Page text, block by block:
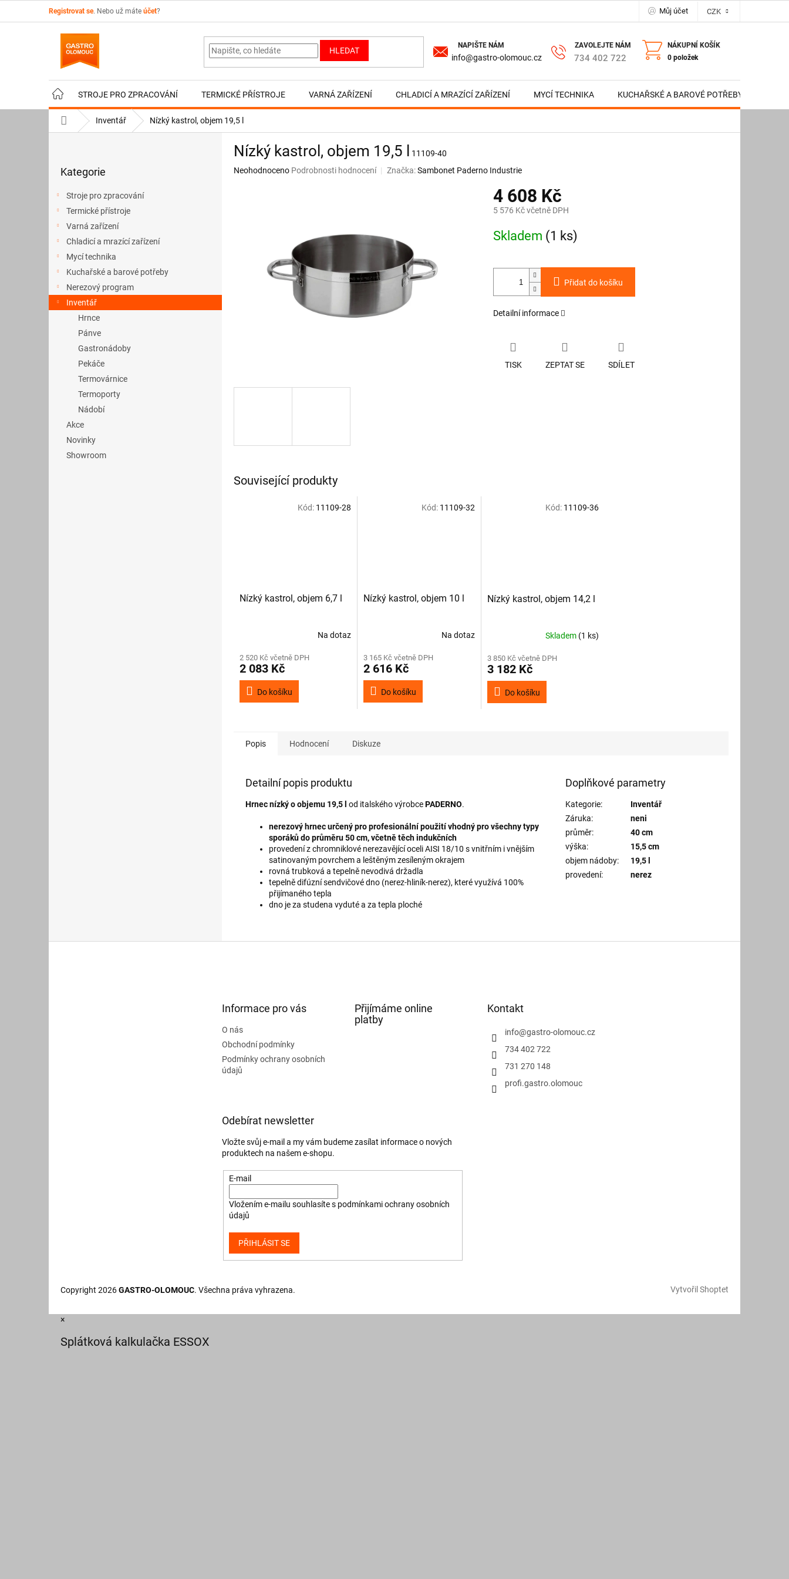
Registrovat se. Nebo už máte účet? Můj účet CZK
HLEDAT
info@gastro-olomouc.cz 734 402 722
NÁKUPNÍ KOŠÍK
0 položek
STROJE PRO ZPRACOVÁNÍ TERMICKÉ PŘÍSTROJE VARNÁ ZAŘÍZENÍ CHLADICÍ A MRAZÍCÍ ZAŘÍZENÍ MYCÍ TECHNIKA KUCHAŘSKÉ A BAROVÉ POTŘEBY
Domů Inventář Nízký kastrol, objem 19,5 l
e
l
kategorie
Kategorie
Stroje pro zpracování
Termické přístroje
Varná zařízení
Chladicí a mrazící zařízení
Mycí technika
Kuchařské a barové potřeby
Nerezový program
Inventář
Hrnce
Pánve
Gastronádoby
Pekáče
Termovárnice
Termoporty
Nádobí
Akce
Novinky
Showroom
Nízký kastrol, objem 19,5 l
11109-40
Průměrné
Neohodnoceno Podrobnosti hodnocení Značka:Sambonet Paderno Industrie
4 608 Kč
5 576 Kč včetně DPH
cena:
Skladem (1 ks)
Přidat do košíku
Detailní informace
TISK ZEPTAT SE SDÍLET
Související produkty
Nízký kastrol, objem 6,7 l
Na dotaz
2 520 Kč včetně DPH
2 083 Kč
Do košíku
Kód: 11109-28
Nízký kastrol, objem 10 l
Na dotaz
3 165 Kč včetně DPH
2 616 Kč
Do košíku
Kód: 11109-32
Nízký kastrol, objem 14,2 l
Skladem (1 ks)
3 850 Kč včetně DPH
3 182 Kč
Do košíku
Kód: 11109-36
Popis Hodnocení Diskuze
Detailní popis produktu
Hrnec nízký o objemu 19,5 l od italského výrobcePADERNO.
nerezový hrnec určený pro profesionální použití vhodný pro všechny typy
sporáků do průměru 50 cm, včetně těch indukčních
provedení z chromniklové nerezavějící oceli AISI 18/10 s vnitřním i vnějším
satinovaným povrchem a leštěným zesíleným okrajem
rovná trubková a tepelně nevodivá držadla
tepelně difúzní sendvičové dno (nerez-hliník-nerez), které využívá 100%
přijímaného tepla
dno je za studena vyduté a za tepla ploché
Doplňkové parametry
Kategorie:
Inventář
Záruka:
neni
průměr:
40 cm
výška:
15,5 cm
objem nádoby:
19,5 l
provedení: nerez
Informace pro vás
O nás
Obchodní podmínky
Podmínky ochrany osobních
údajů
Přijímáme online
platby
Kontakt
info@gastro-olomouc.cz
734 402 722
731 270 148
profi.gastro.olomouc
Odebírat newsletter
Vložte svůj e-mail a my vám budeme zasílat informace o nových
produktech na našem e-shopu.
E-mail
Vložením e-mailu souhlasíte s podmínkami ochrany osobních
údajů
PŘIHLÁSIT SE
Vytvořil Shoptet
Copyright 2026GASTRO-OLOMOUC. Všechna práva vyhrazena.
×
Splátková kalkulačka ESSOX